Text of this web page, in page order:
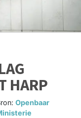
HARP
Openbaar